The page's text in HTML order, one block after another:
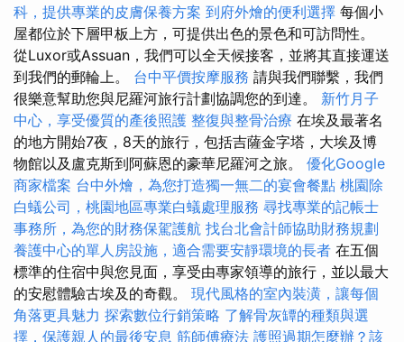
科，提供專業的皮膚保養方案 到府外燴的便利選擇 每個小
屋都位於下層甲板上方，可提供出色的景色和可訪問性。
從Luxor或Assuan，我們可以全天候接客，並將其直接運送
到我們的郵輪上。 台中平價按摩服務 請與我們聯繫，我們
很樂意幫助您與尼羅河旅行計劃協調您的到達。 新竹月子
中心，享受優質的產後照護 整復與整骨治療 在埃及最著名
的地方開始7夜，8天的旅行，包括吉薩金字塔，大埃及博
物館以及盧克斯到阿蘇恩的豪華尼羅河之旅。 優化Google
商家檔案 台中外燴，為您打造獨一無二的宴會餐點 桃園除
白蟻公司，桃園地區專業白蟻處理服務 尋找專業的記帳士
事務所，為您的財務保駕護航 找台北會計師協助財務規劃
養護中心的單人房設施，適合需要安靜環境的長者 在五個
標準的住宿中與您見面，享受由專家領導的旅行，並以最大
的安慰體驗古埃及的奇觀。 現代風格的室內裝潢，讓每個
角落更具魅力 探索數位行銷策略 了解骨灰罈的種類與選
擇，保護親人的最後安息 筋師傅療法 護照過期怎麼辦？該